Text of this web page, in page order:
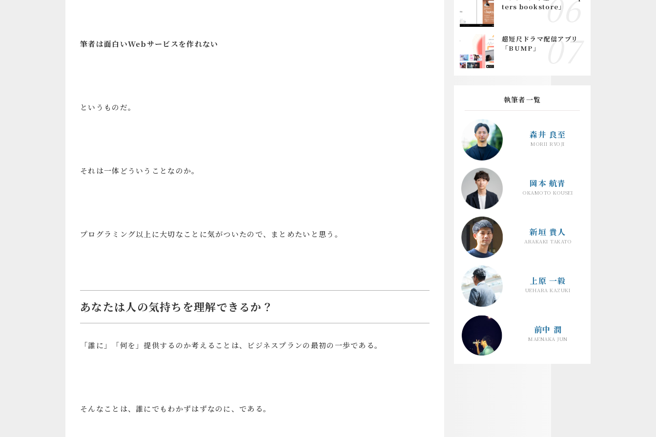
筆者は面白いWebサービスを作れない
というものだ。
それは一体どういうことなのか。
プログラミング以上に大切なことに気がついたので、まとめたいと思う。
あなたは人の気持ちを理解できるか？
「誰に」「何を」提供するのか考えることは、ビジネスプランの最初の一歩である。
そんなことは、誰にでもわかずはずなのに、である。
ters bookstore」
超短尺ドラマ配信アプリ
「BUMP」
執筆者一覧
森井 良至
MORII RYOJI
岡本 航青
OKAMOTO KOUSEI
新垣 貴人
ARAKAKI TAKATO
上原 一毅
UEHARA KAZUKI
前中 潤
MAENAKA JUN